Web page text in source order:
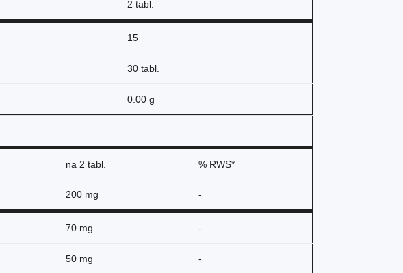
2 tabl.
15
30 tabl.
0.00 g
na 2 tabl. % RWS*
200 mg -
70 mg -
50 mg -